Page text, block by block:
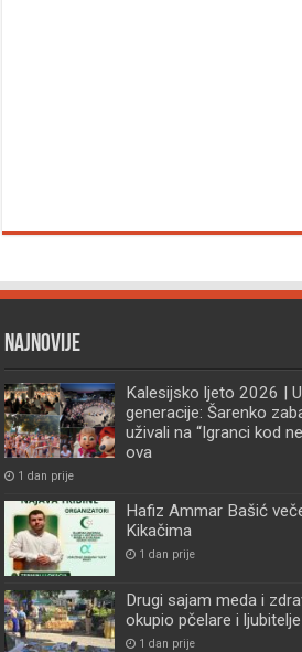
Najnovije
Kalesijsko ljeto 2026 |
generacije: Šarenko
uživali na “Igranci kod
ova
1 dan prije
Hafiz Ammar Bašić
Kikačima
1 dan prije
Drugi sajam meda i
okupio pčelare i
1 dan prije